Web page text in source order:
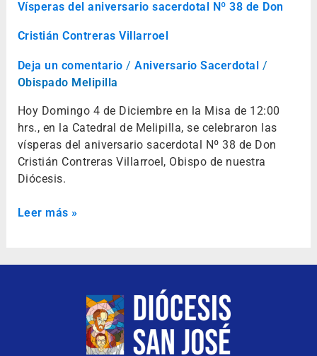
Vísperas del aniversario sacerdotal Nº 38 de Don
Cristián Contreras Villarroel
Deja un comentario /Aniversario Sacerdotal /
Obispado Melipilla
Hoy Domingo 4 de Diciembre en la Misa de 12:00
hrs., en la Catedral de Melipilla, se celebraron las
vísperas del aniversario sacerdotal Nº 38 de Don
Cristián Contreras Villarroel, Obispo de nuestra
Diócesis.
Leer más »